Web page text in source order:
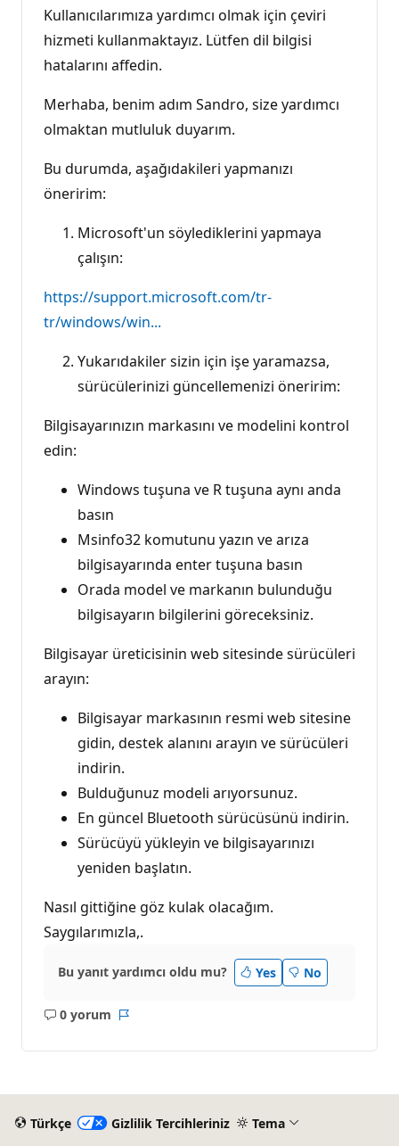
ı
n
l
ı
k
a
ı
Kullanıcılarımıza yardımcı olmak için çeviri
hizmeti kullanmaktayız. Lütfen dil bilgisi
hatalarını affedin.
Merhaba, benim adım Sandro, size yardımcı
olmaktan mutluluk duyarım.
Bu durumda, aşağıdakileri yapmanızı
öneririm:
Microsoft'un söylediklerini yapmaya
çalışın:
https://support.microsoft.com/tr-
tr/windows/win...
Yukarıdakiler sizin için işe yaramazsa,
sürücülerinizi güncellemenizi öneririm:
Bilgisayarınızın markasını ve modelini kontrol
edin:
Windows tuşuna ve R tuşuna aynı anda
basın
Msinfo32 komutunu yazın ve arıza
bilgisayarında enter tuşuna basın
Orada model ve markanın bulunduğu
bilgisayarın bilgilerini göreceksiniz.
Bilgisayar üreticisinin web sitesinde sürücüleri
arayın:
Bilgisayar markasının resmi web sitesine
gidin, destek alanını arayın ve sürücüleri
indirin.
Bulduğunuz modeli arıyorsunuz.
En güncel Bluetooth sürücüsünü indirin.
Sürücüyü yükleyin ve bilgisayarınızı
yeniden başlatın.
Nasıl gittiğine göz kulak olacağım.
Saygılarımızla,.
Bu yanıt yardımcı oldu mu? Yes No
0 yorum
Açıklama
Türkçe Gizlilik Tercihleriniz Tema